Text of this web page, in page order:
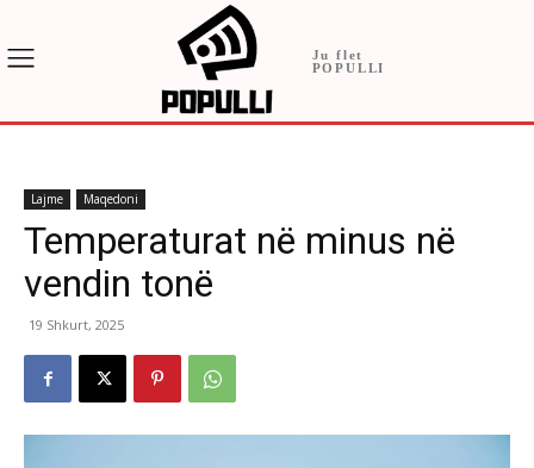
Ju flet
POPULLI
Lajme Maqedoni
Temperaturat në minus në
vendin tonë
19 Shkurt, 2025